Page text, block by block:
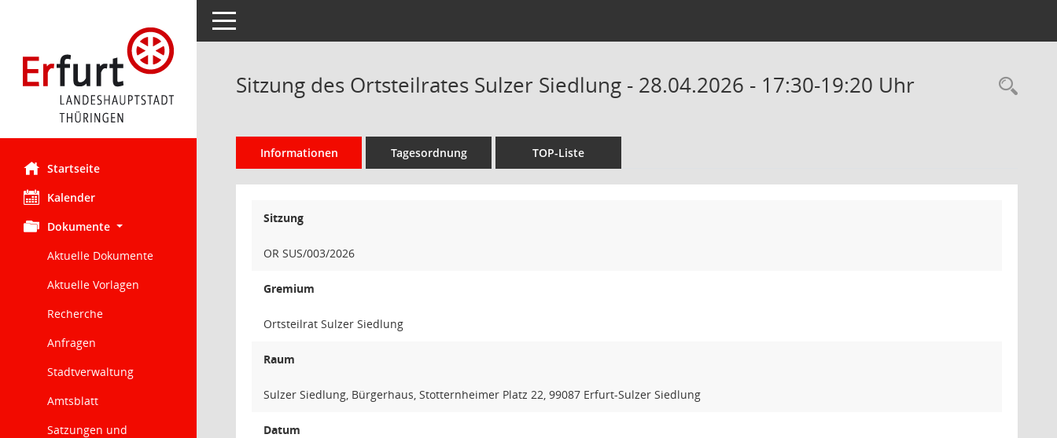
Startseite
Kalender
Dokumente
Aktuelle Dokumente
Aktuelle Vorlagen
Recherche
Anfragen
Stadtverwaltung
Amtsblatt
Satzungen und
Toggle navigation
Sitzung des Ortsteilrates Sulzer Siedlung - 28.04.2026 - 17:30-19:20 Uhr
Informationen Tagesordnung TOP-Liste
Sitzung
OR SUS/003/2026
Gremium
Ortsteilrat Sulzer Siedlung
Raum
Sulzer Siedlung, Bürgerhaus, Stotternheimer Platz 22, 99087 Erfurt-Sulzer Siedlung
Datum